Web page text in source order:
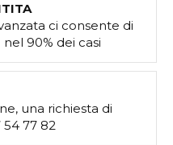
ci consente di
90% dei casi
una richiesta di
54 77 82